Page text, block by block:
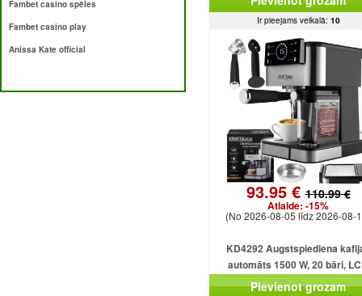
Fambet casino spēles
Fambet casino play
Anissa Kate official
Ir pieejams veikalā: 10
93.95 €110.99 €
Atlaide: -15%
(No 2026-08-05 līdz 2026-08-
KD4292 Augstspiediena
automāts 1500 W, 20 bāri,
displejs
Pievienot grozam